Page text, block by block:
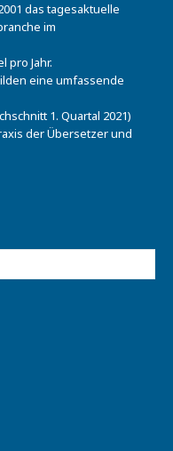
das tagesaktuelle
im
pro Jahr.
eine umfassende
1. Quartal 2021)
der Übersetzer und